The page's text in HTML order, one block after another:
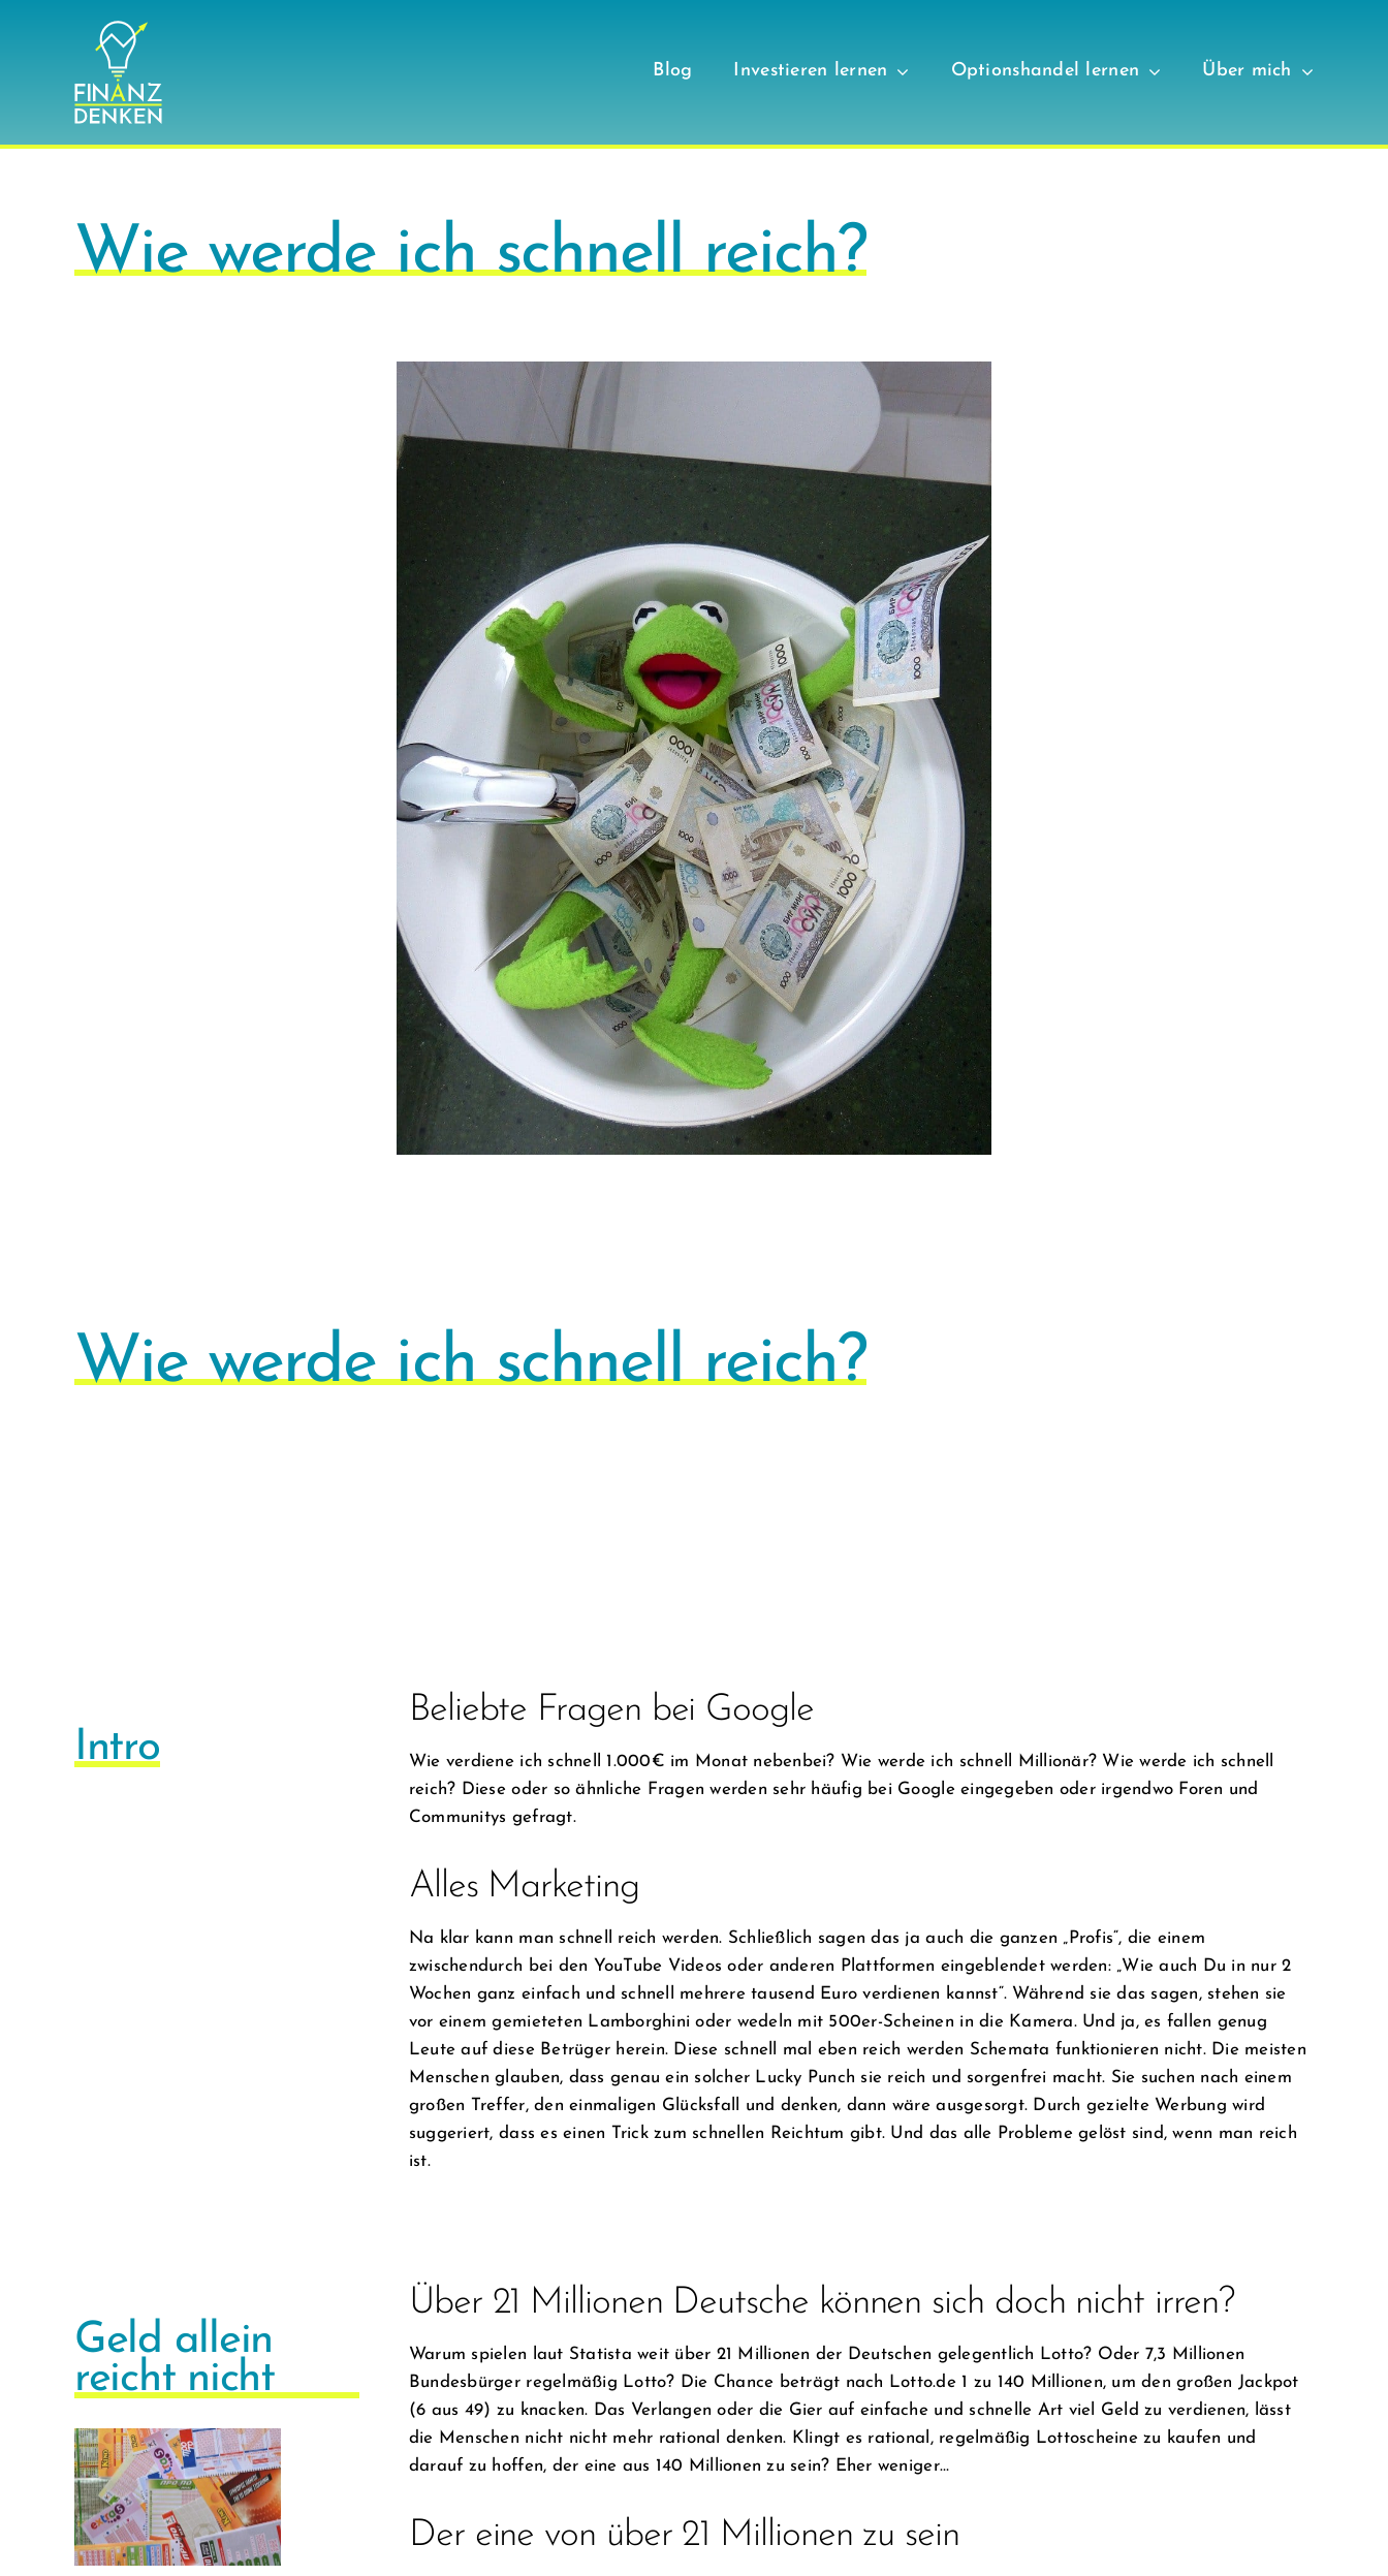
Blog Investieren lernen Optionshandel lernen Über mich
Wie werde ich schnell reich?
Wie werde ich schnell reich?
Intro
Beliebte Fragen bei Google
Wie verdiene ich schnell 1.000€ im Monat nebenbei? Wie werde ich schnell Millionär? Wie werde ich schnell
reich? Diese oder so ähnliche Fragen werden sehr häufig bei Google eingegeben oder irgendwo Foren und
Communitys gefragt.
Alles Marketing
Na klar kann man schnell reich werden. Schließlich sagen das ja auch die ganzen „Profis“, die einem
zwischendurch bei den YouTube Videos oder anderen Plattformen eingeblendet werden: „Wie auch Du in nur 2
Wochen ganz einfach und schnell mehrere tausend Euro verdienen kannst“. Während sie das sagen, stehen sie
vor einem gemieteten Lamborghini oder wedeln mit 500er-Scheinen in die Kamera. Und ja, es fallen genug
Leute auf diese Betrüger herein. Diese schnell mal eben reich werden Schemata funktionieren nicht. Die meisten
Menschen glauben, dass genau ein solcher Lucky Punch sie reich und sorgenfrei macht. Sie suchen nach einem
großen Treffer, den einmaligen Glücksfall und denken, dann wäre ausgesorgt. Durch gezielte Werbung wird
suggeriert, dass es einen Trick zum schnellen Reichtum gibt. Und das alle Probleme gelöst sind, wenn man reich
ist.
Geld allein
reicht nicht
Über 21 Millionen Deutsche können sich doch nicht irren?
Warum spielen laut Statista weit über 21 Millionen der Deutschen gelegentlich Lotto? Oder 7,3 Millionen
Bundesbürger regelmäßig Lotto? Die Chance beträgt nach Lotto.de 1 zu 140 Millionen, um den großen Jackpot
(6 aus 49) zu knacken. Das Verlangen oder die Gier auf einfache und schnelle Art viel Geld zu verdienen, lässt
die Menschen nicht nicht mehr rational denken. Klingt es rational, regelmäßig Lottoscheine zu kaufen und
darauf zu hoffen, der eine aus 140 Millionen zu sein? Eher weniger…
Der eine von über 21 Millionen zu sein